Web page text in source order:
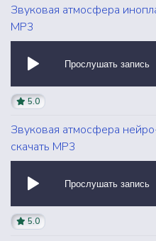
Звуковая атмосфера
MP3
Прослушать запись
5.0
Звуковая атмосфера
скачать MP3
Прослушать запись
5.0